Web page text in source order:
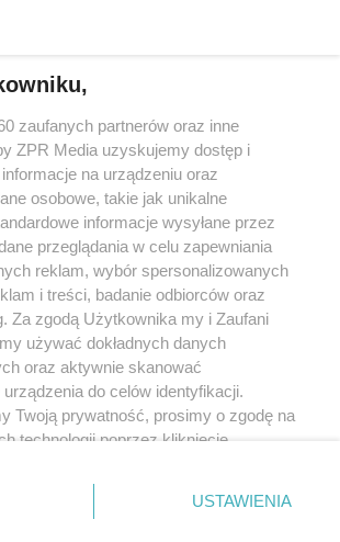
w serwisie nie może być powielany i
dalej rozpowszechniany w jakikolwiek sposób (w
lub mechaniczny) na jakimkolwiek polu
formie, włącznie z umieszczaniem w Internecie
praw. Jakiekolwiek użycie lub
w całości lub w części z naruszeniem prawa, tzn.
jest zabronione pod groźbą kary i może być ścigane
O nas
zaufanych partnerów oraz inne
ZPR Media uzyskujemy dostęp i
na urządzeniu oraz
osobowe, takie jak unikalne
informacje wysyłane przez
przeglądania w celu zapewniania
reklam, wybór spersonalizowanych
i treści, badanie odbiorców oraz
Za zgodą Użytkownika my i Zaufani
używać dokładnych danych
oraz aktywnie skanować
do celów identyfikacji.
Twoją prywatność, prosimy o zgodę na
technologii poprzez kliknięcie
klikając przycisk ustawień prywatności
lewym dolnym rogu strony
USTAWIENIA